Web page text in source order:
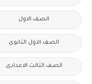
الصف الاول
الصف الاول الثانوى
الصف الثالث الاعدادى